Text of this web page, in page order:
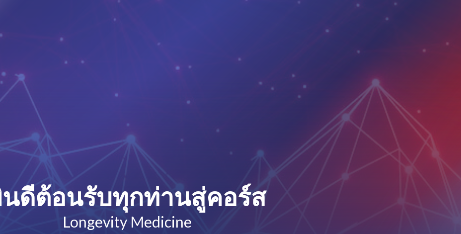
ดีต้อนรับทุกท่านสู่คอร์ส
Longevity Medicine